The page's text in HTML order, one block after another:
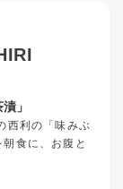
」
西利の「味みぶ
食に、お腹と